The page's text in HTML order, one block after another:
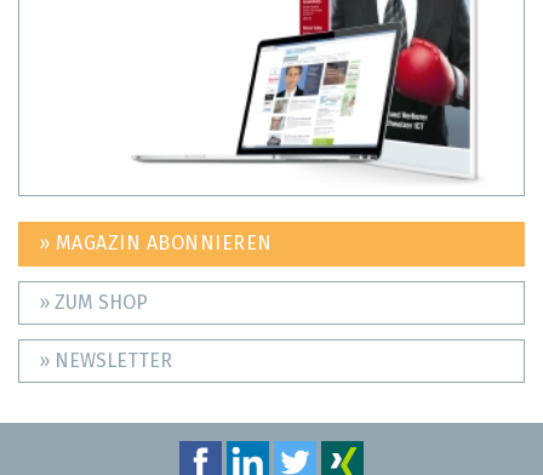
» MAGAZIN ABONNIEREN
» ZUM SHOP
» NEWSLETTER